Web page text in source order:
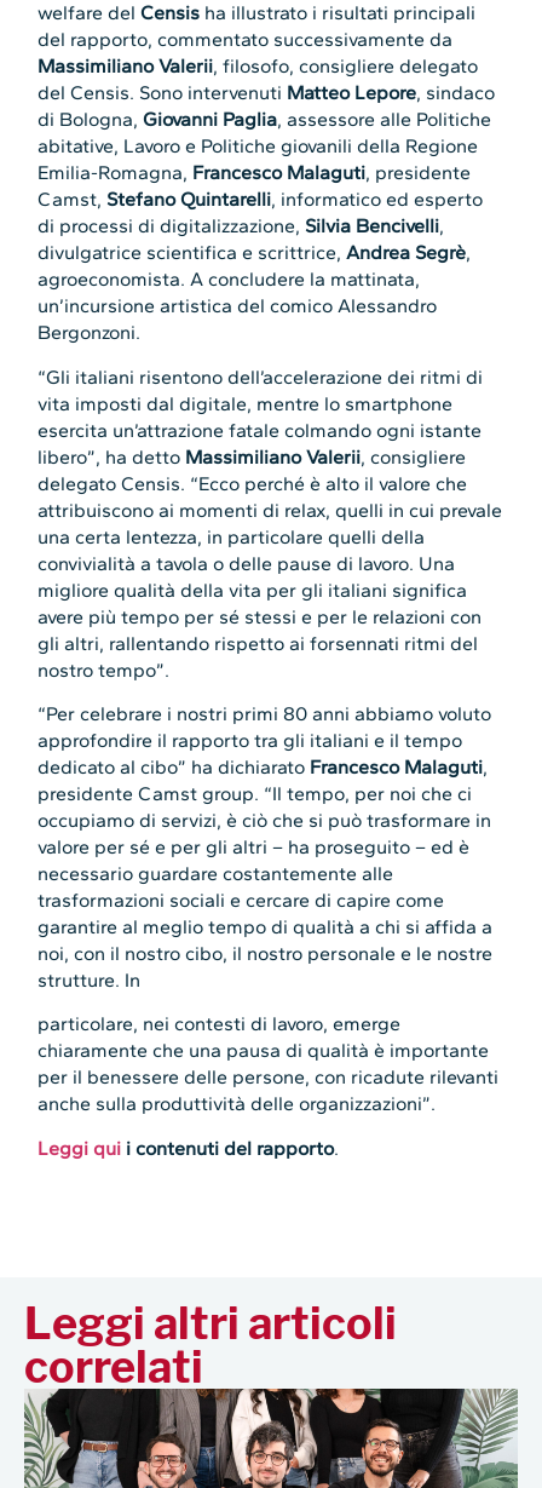
welfare delCensis ha illustrato i risultati principali
del rapporto, commentato successivamente da
Massimiliano Valerii, filosofo, consigliere delegato
del Censis. Sono intervenuti Matteo Lepore, sindaco
di Bologna,Giovanni Paglia, assessore alle Politiche
abitative, Lavoro e Politiche giovanili della Regione
Emilia-Romagna, Francesco Malaguti, presidente
Camst, Stefano Quintarelli, informatico ed esperto
di processi di digitalizzazione, Silvia Bencivelli,
divulgatrice scientifica e scrittrice,Andrea Segrè,
agroeconomista. A concludere la mattinata,
un’incursione artistica del comico Alessandro
Bergonzoni.
“Gli italiani risentono dell’accelerazione dei ritmi di
vita imposti dal digitale, mentre lo smartphone
esercita un’attrazione fatale colmando ogni istante
libero”, ha detto Massimiliano Valerii, consigliere
delegato Censis. “Ecco perché è alto il valore che
attribuiscono ai momenti di relax, quelli in cui prevale
una certa lentezza, in particolare quelli della
convivialità a tavola o delle pause di lavoro. Una
migliore qualità della vita per gli italiani significa
avere più tempo per sé stessi e per le relazioni con
gli altri, rallentando rispetto ai forsennati ritmi del
nostro tempo”.
“Per celebrare i nostri primi 80 anni abbiamo voluto
approfondire il rapporto tra gli italiani e il tempo
dedicato al cibo” ha dichiarato Francesco Malaguti,
presidente Camst group. “Il tempo, per noi che ci
occupiamo di servizi, è ciò che si può trasformare in
valore per sé e per gli altri – ha proseguito – ed è
necessario guardare costantemente alle
trasformazioni sociali e cercare di capire come
garantire al meglio tempo di qualità a chi si affida a
noi, con il nostro cibo, il nostro personale e le nostre
strutture. In
particolare, nei contesti di lavoro, emerge
chiaramente che una pausa di qualità è importante
per il benessere delle persone, con ricadute rilevanti
anche sulla produttività delle organizzazioni”.
Leggi qui i contenuti del rapporto.
Leggi altri articoli
correlati